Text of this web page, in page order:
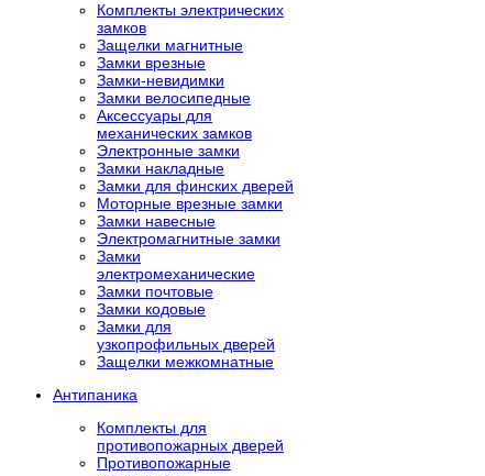
Комплекты электрических
замков
Защелки магнитные
Замки врезные
Замки-невидимки
Замки велосипедные
Аксессуары для
механических замков
Электронные замки
Замки накладные
Замки для финских дверей
Моторные врезные замки
Замки навесные
Электромагнитные замки
Замки
электромеханические
Замки почтовые
Замки кодовые
Замки для
узкопрофильных дверей
Защелки межкомнатные
Антипаника
Комплекты для
противопожарных дверей
Противопожарные